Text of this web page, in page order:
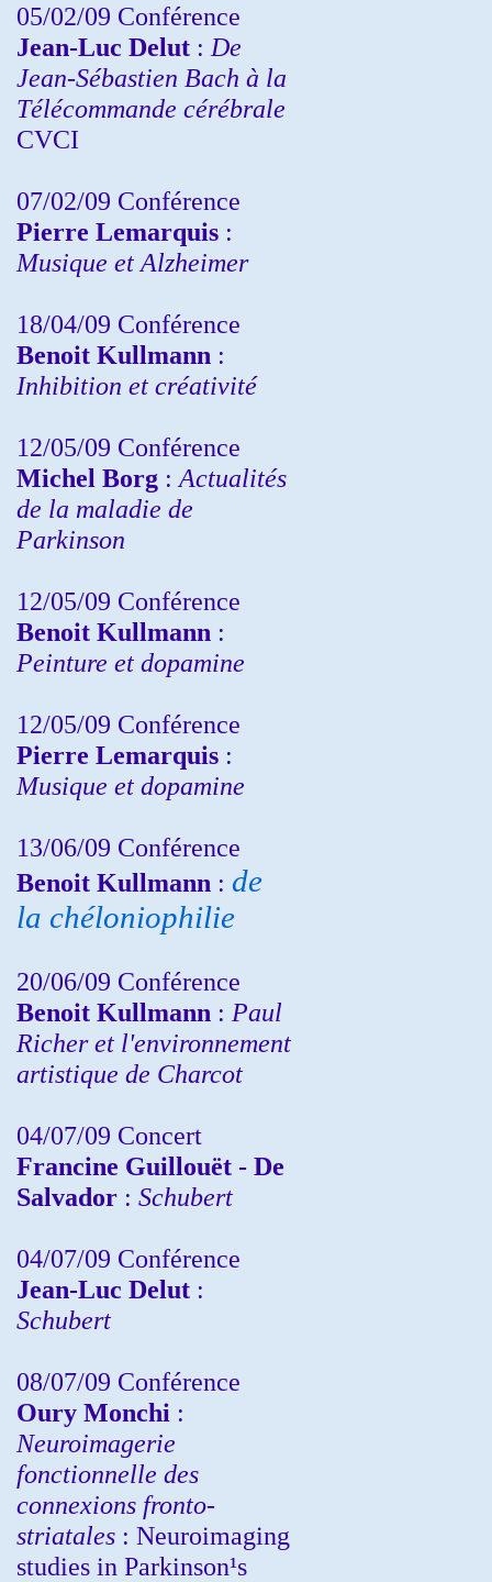
05/02/09 Conférence
Jean-Luc Delut : De
Jean-Sébastien Bach à la
Télécommande cérébrale
CVCI
07/02/09 Conférence
Pierre Lemarquis :
Musique et Alzheimer
18/04/09 Conférence
Benoit Kullmann :
Inhibition et créativité
12/05/09 Conférence
Michel Borg : Actualités
de la maladie de
Parkinson
12/05/09 Conférence
Benoit Kullmann :
Peinture et dopamine
12/05/09 Conférence
Pierre Lemarquis :
Musique et dopamine
13/06/09 Conférence
Benoit Kullmann : de
la chéloniophilie
20/06/09 Conférence
Benoit Kullmann : Paul
Richer et l'environnement
artistique de Charcot
04/07/09 Concert
Francine Guillouët - De
Salvador : Schubert
04/07/09 Conférence
Jean-Luc Delut :
Schubert
08/07/09 Conférence
Oury Monchi :
Neuroimagerie
fonctionnelle des
connexions fronto-
striatales : Neuroimaging
studies in Parkinson¹s